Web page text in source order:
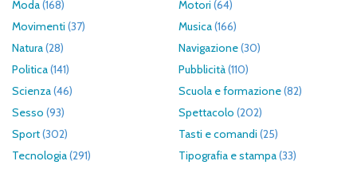
Moda(168) Motori (64)
Movimenti (37) Musica(166)
Natura(28) Navigazione(30)
Politica(141) Pubblicità(110)
Scienza(46) Scuola e formazione(82)
Sesso (93) Spettacolo (202)
Sport(302) Tasti e comandi (25)
Tecnologia(291) Tipografia e stampa(33)